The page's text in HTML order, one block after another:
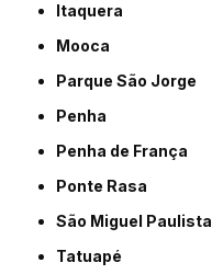
Itaquera
Mooca
Parque São Jorge
Penha
Penha de França
Ponte Rasa
São Miguel Paulista
Tatuapé